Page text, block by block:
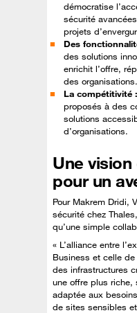
démocratise
sécurité
projets
Des
des solutions
enrichit l’offre,
des organisations.
La compétitivité :
proposés à des
solutions
d’organisations.
Une
pour un
Pour Makrem Dridi,
sécurité chez
qu’une simple
« L’alliance entre
Business et celle
des infrastructures
une offre plus riche,
adaptée aux
de sites sensibles